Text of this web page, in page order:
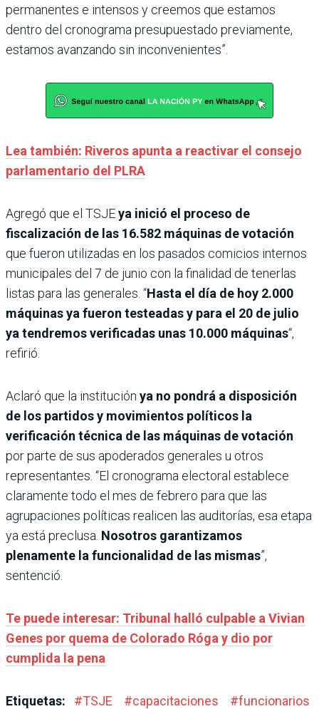
permanentes e intensos y creemos que estamos
dentro del cronograma presupuestado previamente,
estamos avanzando sin inconvenientes”.
Lea también: Riveros apunta a reactivar el consejo
parlamentario del PLRA
Agregó que el TSJEya inició el proceso de
fiscalización de las 16.582 máquinas de votación
que fueron utilizadas en los pasados comicios internos
municipales del 7 de junio con la finalidad de tenerlas
listas para las generales. “Hasta el día de hoy 2.000
máquinas ya fueron testeadas y para el 20 de julio
ya tendremos verificadas unas 10.000 máquinas“,
refirió.
Aclaró que la institución ya no pondrá a disposición
de los partidos y movimientos políticos la
verificación técnica de las máquinas de votación
por parte de sus apoderados generales u otros
representantes. “El cronograma electoral establece
claramente todo el mes de febrero para que las
agrupaciones políticas realicen las auditorías, esa etapa
ya está preclusa. Nosotros garantizamos
plenamente la funcionalidad de las mismas”,
sentenció.
Te puede interesar: Tribunal halló culpable a Vivian
Genes por quema de Colorado Róga y dio por
cumplida la pena
Etiquetas: #TSJE #capacitaciones #funcionarios